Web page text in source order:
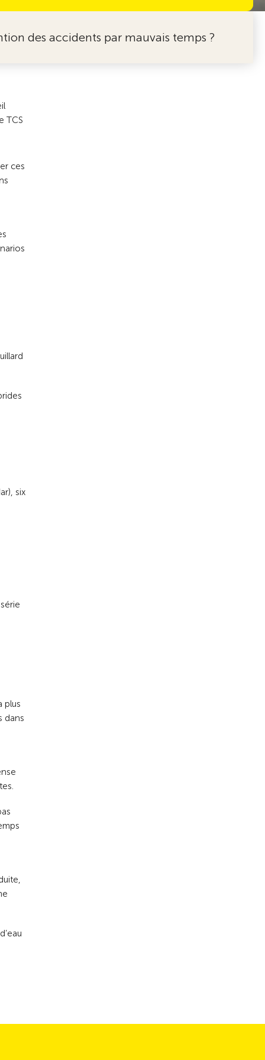
des accidents par mauvais temps ?
TCS
ces
six
plus
dans